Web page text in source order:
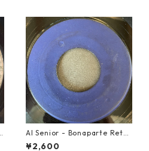
Al Senior - Bonaparte Retre
at【7-21861】
¥2,600